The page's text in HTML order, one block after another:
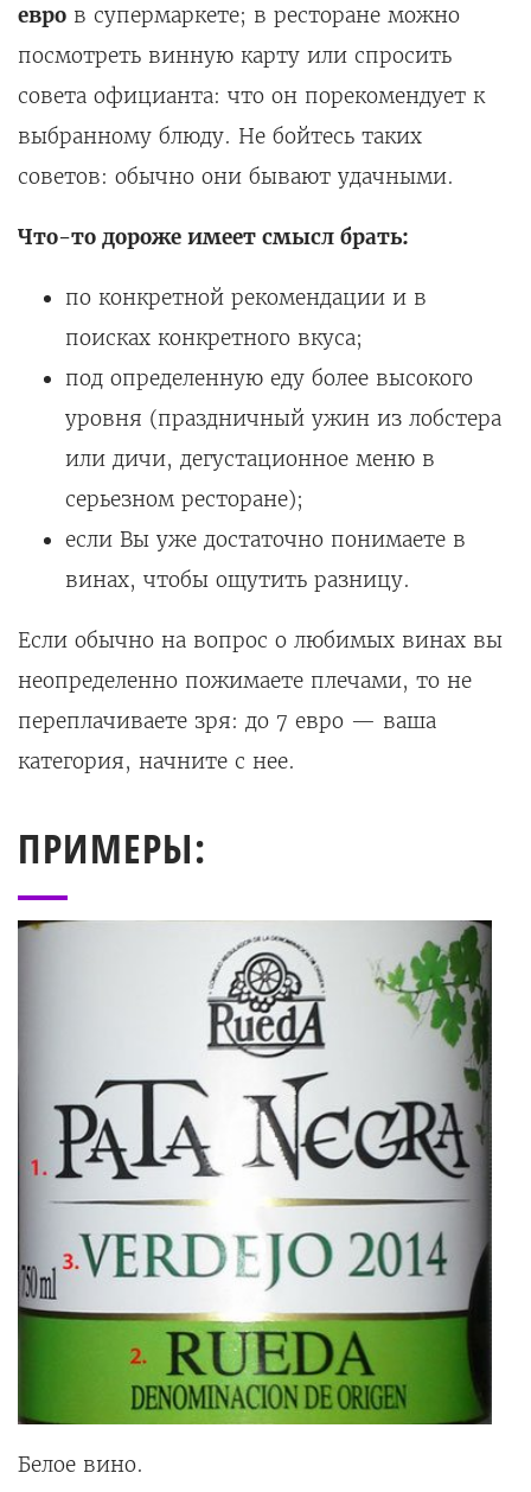
евро в супермаркете; в ресторане можно
посмотреть винную карту или спросить
совета официанта: что он порекомендует к
выбранному блюду. Не бойтесь таких
советов: обычно они бывают удачными.
Что-то дороже имеет смысл брать:
по конкретной рекомендации и в
поисках конкретного вкуса;
под определенную еду более высокого
уровня (праздничный ужин из лобстера
или дичи, дегустационное меню в
серьезном ресторане);
если Вы уже достаточно понимаете в
винах, чтобы ощутить разницу.
Если обычно на вопрос о любимых винах вы
неопределенно пожимаете плечами, то не
переплачиваете зря: до 7 евро — ваша
категория, начните с нее.
ПРИМЕРЫ:
Белое вино.